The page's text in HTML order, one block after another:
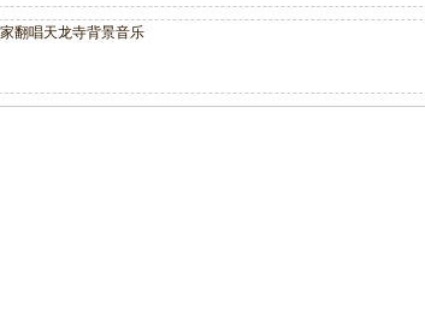
翻唱天龙寺背景音乐